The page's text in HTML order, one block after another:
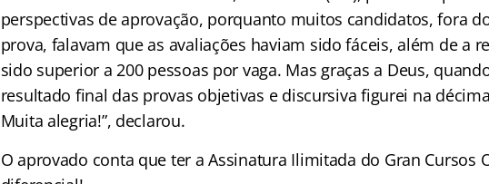
perspectivas de aprovação, porquanto muitos candidatos, fora
prova, falavam que as avaliações haviam sido fáceis, além de a
sido superior a 200 pessoas por vaga. Mas graças a Deus,
resultado final das provas objetivas e discursiva figurei na
Muita alegria!”, declarou.
O aprovado conta que ter a Assinatura Ilimitada do Gran Cursos